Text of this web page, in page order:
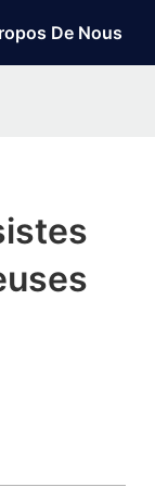
De Nous